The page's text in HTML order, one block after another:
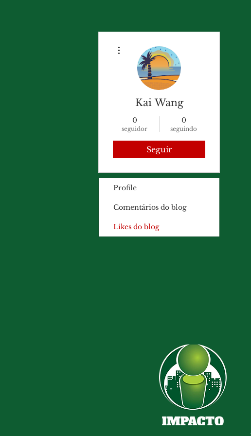
Kai Wang
0
seguidor
0
seguindo
Seguir
Profile
Comentários do blog
Likes do blog